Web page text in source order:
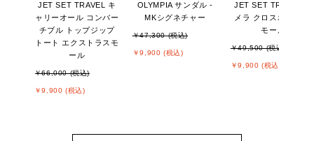
JET SET TRAVEL キ
ャリーオール コンバー
チブル トップジップ
トート エクストラスモ
ール
￥66,000 (税込)
￥9,900 (税込)
OLYMPIA サンダル -
MKシグネチャー
￥47,300 (税込)
￥9,900 (税込)
JET SET TRAVEL カ
メラ クロスボディ ス
モール
￥49,500 (税込)
￥9,900 (税込)